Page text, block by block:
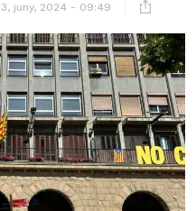
3, juny, 2024 - 09:49